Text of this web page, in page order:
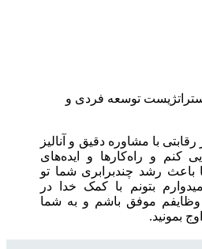
توسعه فردی و
با مشاوره دقیق و آنالیز
کنم و راه‌کارها و ایده‌های
باعث رشد چندبرابری شما تو
بتونم با کمک خدا در
موفق باشم و به شما
بمونید.